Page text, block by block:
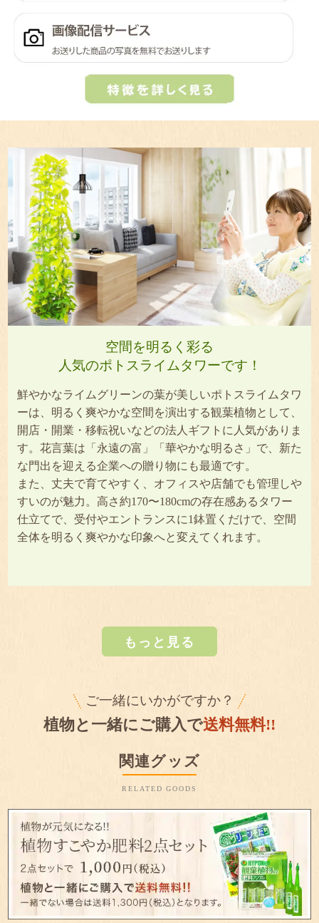
空間を明るく彩る
人気のポトスライムタワーです！
鮮やかなライムグリーンの葉が美しいポトスライムタワ
ーは、明るく爽やかな空間を演出する観葉植物として、
開店・開業・移転祝いなどの法人ギフトに人気がありま
す。花言葉は「永遠の富」「華やかな明るさ」で、新た
な門出を迎える企業への贈り物にも最適です。
また、丈夫で育てやすく、オフィスや店舗でも管理しや
すいのが魅力。高さ約170〜180cmの存在感あるタワー
仕立てで、受付やエントランスに1鉢置くだけで、空間
全体を明るく爽やかな印象へと変えてくれます。
もっと見る
ご一緒にいかがですか？
植物と一緒にご購入で送料無料!!
関連グッズ
RELATED GOODS